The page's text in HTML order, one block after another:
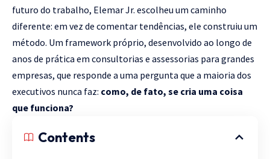
futuro do trabalho, Elemar Jr. escolheu um caminho
diferente: em vez de comentar tendências, ele construiu um
método. Um framework próprio, desenvolvido ao longo de
anos de prática em consultorias e assessorias para grandes
empresas, que responde a uma pergunta que a maioria dos
executivos nunca faz: como, de fato, se cria uma coisa
que funciona?
Contents